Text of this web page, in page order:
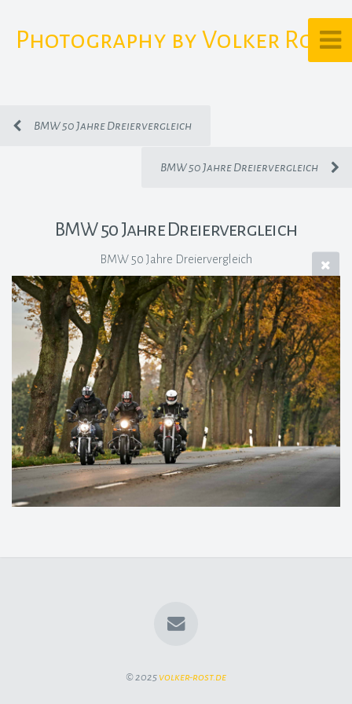
Photography by Volker Rost
BMW 50 Jahre Dreiervergleich
BMW 50 Jahre Dreiervergleich
BMW 50 Jahre Dreiervergleich
BMW 50 Jahre Dreiervergleich
© 2025 volker-rost.de